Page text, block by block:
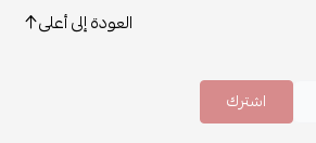
العودة إلى أعلى
اشترك